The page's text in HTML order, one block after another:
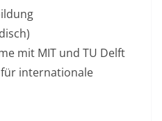
mit MIT und TU Delft
für internationale